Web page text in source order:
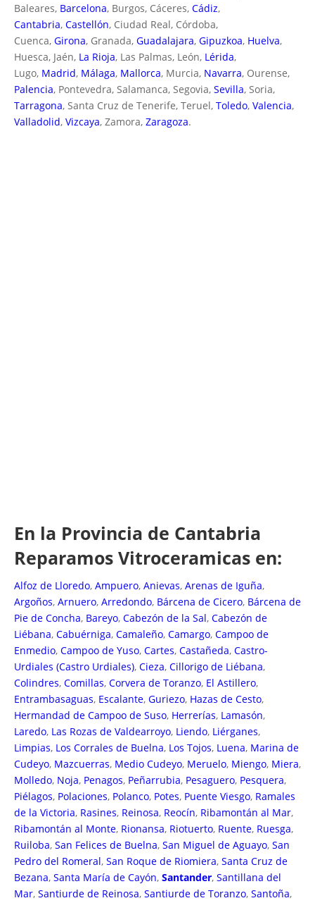
Baleares, Barcelona, Burgos, Cáceres, Cádiz,
Cantabria, Castellón, Ciudad Real, Córdoba,
Cuenca, Girona, Granada, Guadalajara, Gipuzkoa, Huelva,
Huesca, Jaén, La Rioja, Las Palmas, León, Lérida,
Lugo, Madrid, Málaga, Mallorca, Murcia, Navarra, Ourense,
Palencia, Pontevedra, Salamanca, Segovia, Sevilla, Soria,
Tarragona, Santa Cruz de Tenerife, Teruel, Toledo, Valencia,
Valladolid, Vizcaya, Zamora, Zaragoza.
En la Provincia de Cantabria
Reparamos Vitroceramicas en:
Alfoz de Lloredo, Ampuero, Anievas, Arenas de Iguña,
Argoños, Arnuero, Arredondo, Bárcena de Cicero, Bárcena de
Pie de Concha, Bareyo, Cabezón de la Sal, Cabezón de
Liébana, Cabuérniga, Camaleño, Camargo, Campoo de
Enmedio, Campoo de Yuso, Cartes, Castañeda, Castro-
Urdiales (Castro Urdiales), Cieza, Cillorigo de Liébana,
Colindres, Comillas, Corvera de Toranzo, El Astillero,
Entrambasaguas, Escalante, Guriezo, Hazas de Cesto,
Hermandad de Campoo de Suso, Herrerías, Lamasón,
Laredo, Las Rozas de Valdearroyo, Liendo, Liérganes,
Limpias, Los Corrales de Buelna, Los Tojos, Luena, Marina de
Cudeyo, Mazcuerras, Medio Cudeyo, Meruelo, Miengo, Miera,
Molledo, Noja, Penagos, Peñarrubia, Pesaguero, Pesquera,
Piélagos, Polaciones, Polanco, Potes, Puente Viesgo, Ramales
de la Victoria, Rasines, Reinosa, Reocín, Ribamontán al Mar,
Ribamontán al Monte, Rionansa, Riotuerto, Ruente, Ruesga,
Ruiloba, San Felices de Buelna, San Miguel de Aguayo, San
Pedro del Romeral, San Roque de Riomiera, Santa Cruz de
Bezana, Santa María de Cayón, Santander, Santillana del
Mar, Santiurde de Reinosa, Santiurde de Toranzo, Santoña,